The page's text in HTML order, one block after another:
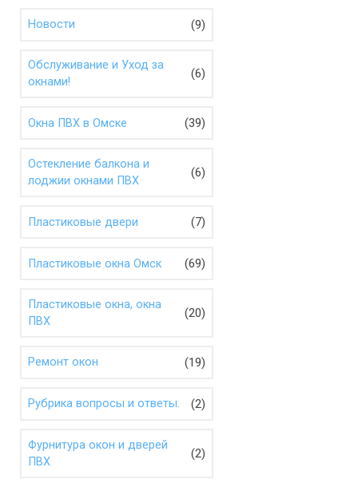
Новости (9)
Обслуживание и Уход за
окнами!
(6)
Окна ПВХ в Омске (39)
Остекление балкона и
лоджии окнами ПВХ
(6)
Пластиковые двери (7)
Пластиковые окна Омск (69)
Пластиковые окна, окна
ПВХ
(20)
Ремонт окон (19)
Рубрика вопросы и ответы. (2)
Фурнитура окон и дверей
ПВХ
(2)